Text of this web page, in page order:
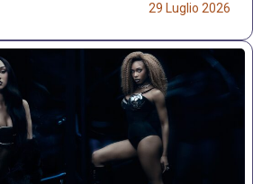
29 Luglio 2026